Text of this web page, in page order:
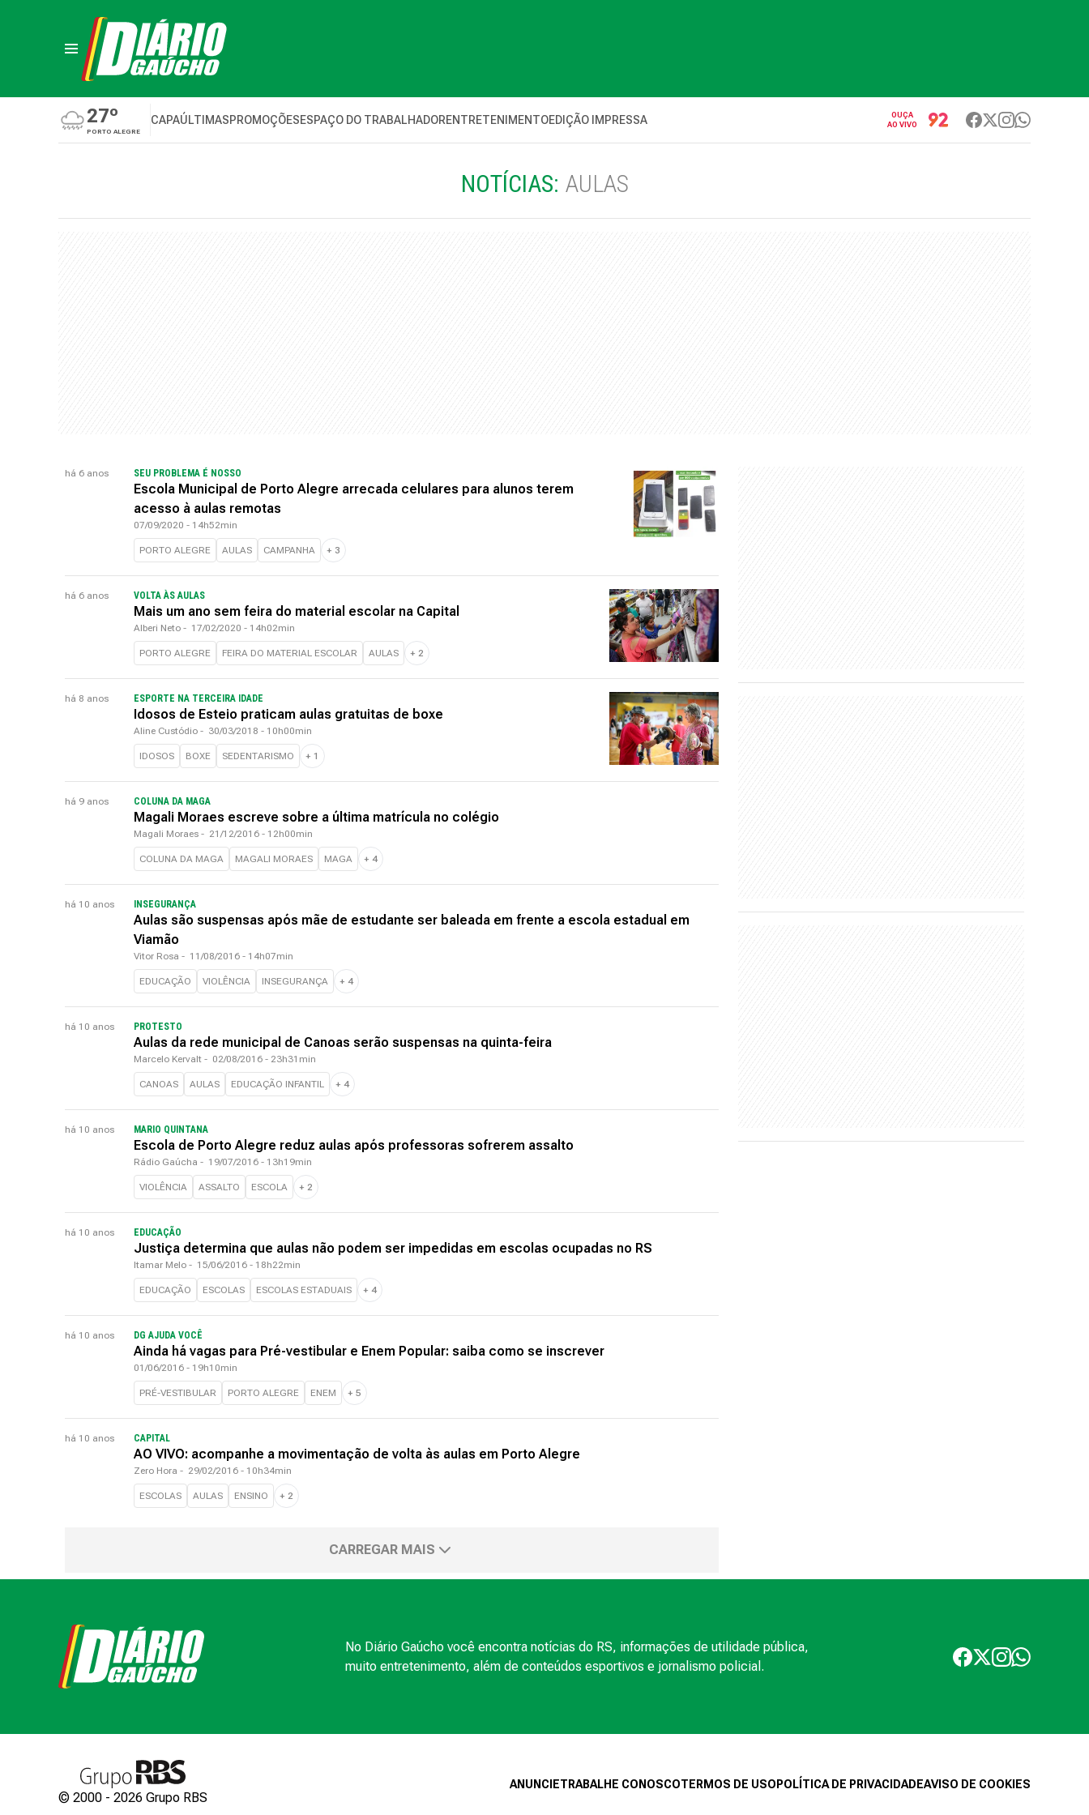
27º
PORTO ALEGRE
CAPAÚLTIMASPROMOÇÕESESPAÇO DO TRABALHADORENTRETENIMENTOEDIÇÃO IMPRESSA
OUÇA
AO VIVO
NOTÍCIAS: AULAS
há 6 anos SEU PROBLEMA É NOSSO
Escola Municipal de Porto Alegre arrecada celulares para alunos terem
acesso à aulas remotas
07/09/2020 - 14h52min
PORTO ALEGRE AULAS CAMPANHA + 3
há 6 anos VOLTA ÀS AULAS
Mais um ano sem feira do material escolar na Capital
Alberi Neto - 17/02/2020 - 14h02min
PORTO ALEGRE FEIRA DO MATERIAL ESCOLAR AULAS + 2
há 8 anos ESPORTE NA TERCEIRA IDADE
Idosos de Esteio praticam aulas gratuitas de boxe
Aline Custódio - 30/03/2018 - 10h00min
IDOSOS BOXE SEDENTARISMO + 1
há 9 anos COLUNA DA MAGA
Magali Moraes escreve sobre a última matrícula no colégio
Magali Moraes - 21/12/2016 - 12h00min
COLUNA DA MAGA MAGALI MORAES MAGA + 4
há 10 anos INSEGURANÇA
Aulas são suspensas após mãe de estudante ser baleada em frente a escola estadual em
Viamão
Vitor Rosa - 11/08/2016 - 14h07min
EDUCAÇÃO VIOLÊNCIA INSEGURANÇA + 4
há 10 anos PROTESTO
Aulas da rede municipal de Canoas serão suspensas na quinta-feira
Marcelo Kervalt - 02/08/2016 - 23h31min
CANOAS AULAS EDUCAÇÃO INFANTIL + 4
há 10 anos MARIO QUINTANA
Escola de Porto Alegre reduz aulas após professoras sofrerem assalto
Rádio Gaúcha - 19/07/2016 - 13h19min
VIOLÊNCIA ASSALTO ESCOLA + 2
há 10 anos EDUCAÇÃO
Justiça determina que aulas não podem ser impedidas em escolas ocupadas no RS
Itamar Melo - 15/06/2016 - 18h22min
EDUCAÇÃO ESCOLAS ESCOLAS ESTADUAIS + 4
há 10 anos DG AJUDA VOCÊ
Ainda há vagas para Pré-vestibular e Enem Popular: saiba como se inscrever
01/06/2016 - 19h10min
PRÉ-VESTIBULAR PORTO ALEGRE ENEM + 5
há 10 anos CAPITAL
AO VIVO: acompanhe a movimentação de volta às aulas em Porto Alegre
Zero Hora - 29/02/2016 - 10h34min
ESCOLAS AULAS ENSINO + 2
CARREGAR MAIS
No Diário Gaúcho você encontra notícias do RS, informações de utilidade pública,
muito entretenimento, além de conteúdos esportivos e jornalismo policial.
ANUNCIETRABALHE CONOSCOTERMOS DE USO POLÍTICA DE PRIVACIDADEAVISO DE COOKIES
© 2000 - 2026 Grupo RBS